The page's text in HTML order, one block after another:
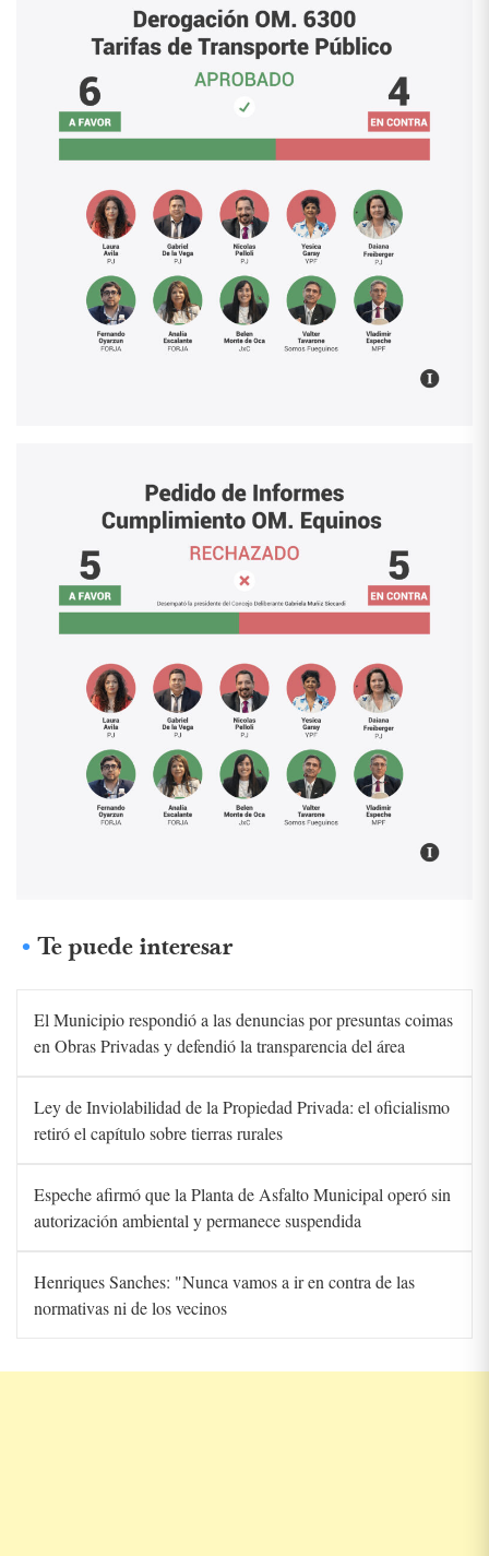
Te puede interesar
El Municipio respondió a las denuncias por presuntas coimas
en Obras Privadas y defendió la transparencia del área
Ley de Inviolabilidad de la Propiedad Privada: el oficialismo
retiró el capítulo sobre tierras rurales
Espeche afirmó que la Planta de Asfalto Municipal operó sin
autorización ambiental y permanece suspendida
Henriques Sanches: "Nunca vamos a ir en contra de las
normativas ni de los vecinos